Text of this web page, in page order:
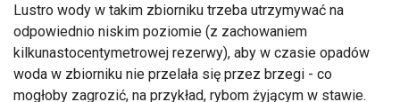
Lustro wody w takim zbiorniku trzeba utrzymywać na
odpowiednio niskim poziomie (z zachowaniem
kilkunastocentymetrowej rezerwy), aby w czasie opadów
woda w zbiorniku nie przelała się przez brzegi - co
mogłoby zagrozić, na przykład, rybom żyjącym w stawie.